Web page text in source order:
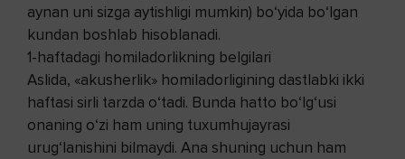
aynan uni sizga aytishligi mumkin) bo‘yida bo‘lgan
kundan boshlab hisoblanadi.
1-haftadagi homiladorlikning belgilari
Aslida, «akusherlik» homiladorligining dastlabki ikki
haftasi sirli tarzda o‘tadi. Bunda hatto bo‘lg‘usi
onaning o‘zi ham uning tuxumhujayrasi
urug‘lanishini bilmaydi. Ana shuning uchun ham